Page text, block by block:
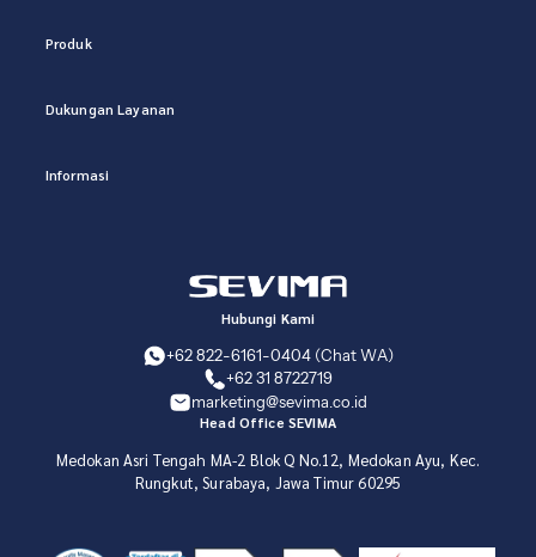
Hubungi Kami
+62 822-6161-0404 (Chat WA)
+62 31 8722719
marketing@sevima.co.id
Head Office SEVIMA
Medokan Asri Tengah MA-2 Blok Q No.12, Medokan Ayu, Kec.
Rungkut, Surabaya, Jawa Timur 60295
Produk
Dukungan Layanan
Informasi